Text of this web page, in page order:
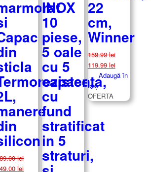
lei
leiPrețul
INOX
10
piese,
5 oale
cu 5
capace,
cu
fund
stratificat
in 5
straturi,
22
cm,
Winner
159.99lei
Prețul
inițial
a
fost:
159.99 lei.
119.99 leiPrețul
curent
Adaugă în
coș
OFERTA